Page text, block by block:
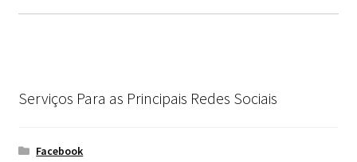
Serviços Para as Principais Redes Sociais
Facebook